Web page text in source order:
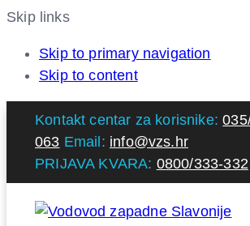
Skip links
Skip to primary navigation
Skip to content
Kontakt centar za korisnike:
063 Email: info@vzs.hr
PRIJAVA KVARA: 0800/333-332